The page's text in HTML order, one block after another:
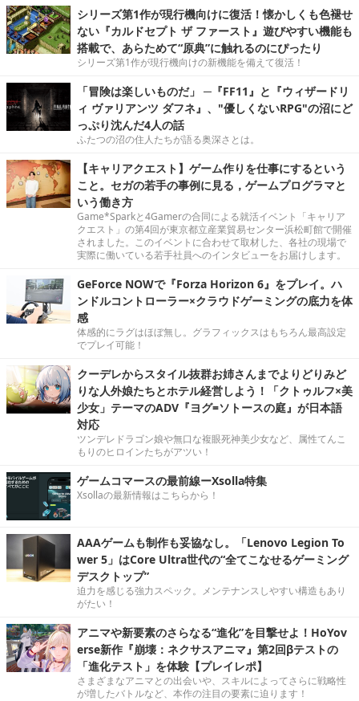
シリーズ第1作が現行機向けに復活！懐かしくも色褪せ
ない『カルドセプト ザ ファースト』遊びやすい機能も
搭載で、あらためて“原典”に触れるのにぴったり
シリーズ第1作が現行機向けの新機能を備えて復活！
「冒険は楽しいものだ」 ─『FF11』と『ウィザードリ
ィ ヴァリアンツ ダフネ』、"優しくないRPG"の沼にど
っぷり沈んだ4人の話
ふたつの沼の住人たちが語る奥深さとは。
【キャリアクエスト】ゲーム作りを仕事にするという
こと。セガの若手の事例に見る，ゲームプログラマと
いう働き方
Game*Sparkと4Gamerの合同による就活イベント「キャリア
クエスト」の第4回が東京都立産業貿易センター浜松町館で開催
されました。このイベントに合わせて取材した、各社の現場で
実際に働いている若手社員へのインタビューをお届けします。
GeForce NOWで『Forza Horizon 6』をプレイ。ハ
ンドルコントローラー×クラウドゲーミングの底力を体
感
体感的にラグはほぼ無し。グラフィックスはもちろん最高設定
でプレイ可能！
クーデレからスタイル抜群お姉さんまでよりどりみど
りな人外娘たちとホテル経営しよう！「クトゥルフ×美
少女」テーマのADV『ヨグ=ソトースの庭』が日本語
対応
ツンデレドラゴン娘や無口な複眼死神美少女など、属性てんこ
もりのヒロインたちがアツい！
ゲームコマースの最前線ーXsolla特集
Xsollaの最新情報はこちらから！
AAAゲームも制作も妥協なし。「Lenovo Legion To
wer 5」はCore Ultra世代の“全てこなせるゲーミング
デスクトップ”
迫力を感じる強力スペック。メンテナンスしやすい構造もあり
がたい！
アニマや新要素のさらなる“進化”を目撃せよ！HoYov
erse新作『崩壊：ネクサスアニマ』第2回βテストの
「進化テスト」を体験【プレイレポ】
さまざまなアニマとの出会いや、スキルによってさらに戦略性
が増したバトルなど、本作の注目の要素に迫ります！